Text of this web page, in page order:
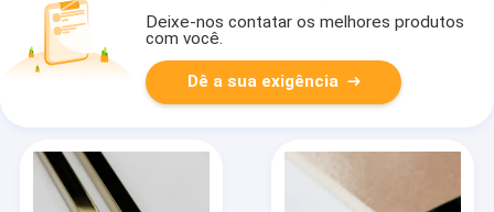
Deixe-nos contatar os melhores produtos
com você.
Dê a sua exigência